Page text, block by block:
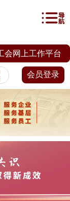
会网上工作平台
会员登录